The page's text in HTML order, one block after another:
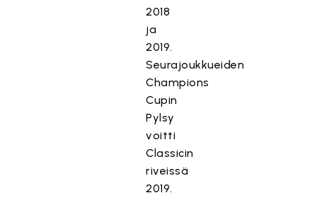
2018
ja
2019.
Seurajoukkueiden
Champions
Cupin
Pylsy
voitti
Classicin
riveissä
2019.